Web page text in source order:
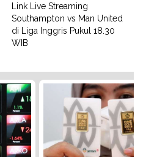
Link Live Streaming
Southampton vs Man United
di Liga Inggris Pukul 18.30
WIB